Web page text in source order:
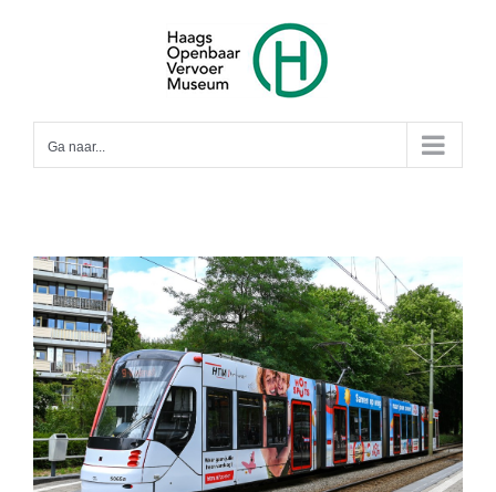
Ga naar...